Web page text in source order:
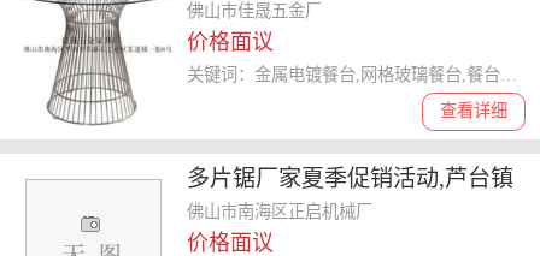
晟，江门**休闲餐台
佛山市佳晟五金厂
价格面议
查看详细
多片锯厂家夏季促销活动,芦台镇
多片锯,正启机械
佛山市南海区正启机械厂
价格面议